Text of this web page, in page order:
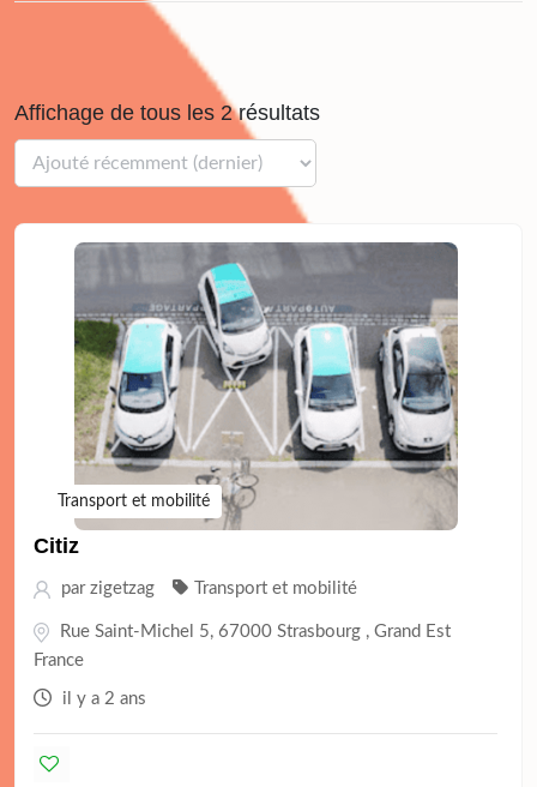
Affichage de tous les 2 résultats
Transport et mobilité
Citiz
par zigetzag Transport et mobilité
Rue Saint-Michel 5, 67000 Strasbourg , Grand Est
France
il y a 2 ans